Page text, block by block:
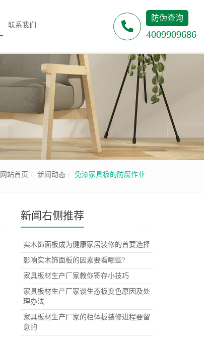
联系我们
防伪查询
4009909686
网站首页 新闻动态 免漆家具板的防腐作业
新闻右侧推荐
实木饰面板成为健康家居装修的首要选择
影响实木饰面板的因素要看哪些?
家具板材生产厂家教你寄存小技巧
家具板材生产厂家谈生态板变色原因及处
理办法
家具板材生产厂家的柜体板装修进程要留
意的